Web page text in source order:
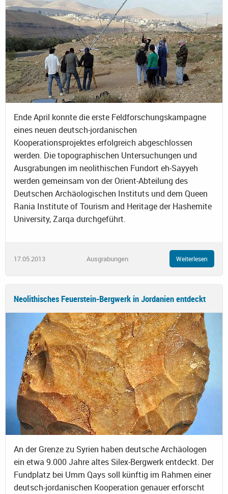
Ende April konnte die erste Feldforschungskampagne
eines neuen deutsch-jordanischen
Kooperationsprojektes erfolgreich abgeschlossen
werden. Die topographischen Untersuchungen und
Ausgrabungen im neolithischen Fundort eh-Sayyeh
werden gemeinsam von der Orient-Abteilung des
Deutschen Archäologischen Instituts und dem Queen
Rania Institute of Tourism and Heritage der Hashemite
University, Zarqa durchgeführt.
17.05.2013 Ausgrabungen Weiterlesen
Neolithisches Feuerstein-Bergwerk in Jordanien entdeckt
An der Grenze zu Syrien haben deutsche Archäologen
ein etwa 9.000 Jahre altes Silex-Bergwerk entdeckt. Der
Fundplatz bei Umm Qays soll künftig im Rahmen einer
deutsch-jordanischen Kooperation genauer erforscht